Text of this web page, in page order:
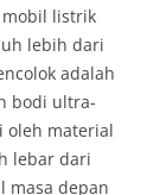
mobil listrik
lebih dari
adalah
bodi ultra-
oleh material
lebar dari
masa depan